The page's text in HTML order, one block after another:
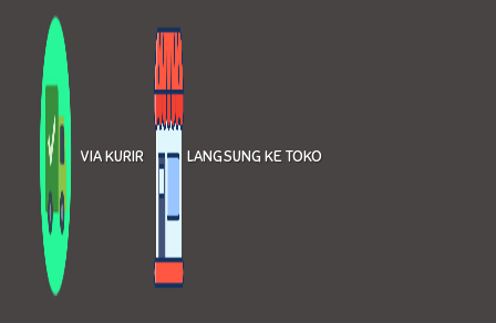
VIA KURIR LANGSUNG KE TOKO